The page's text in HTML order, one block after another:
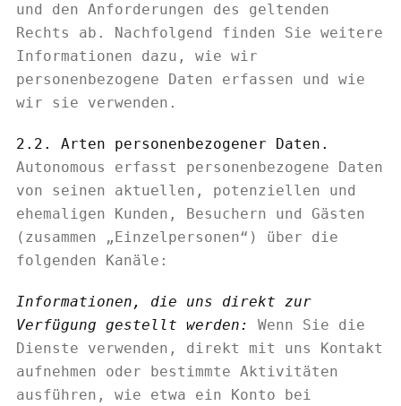
und den Anforderungen des geltenden
Rechts ab. Nachfolgend finden Sie weitere
Informationen dazu, wie wir
personenbezogene Daten erfassen und wie
wir sie verwenden.
2.2. Arten personenbezogener Daten.
Autonomous erfasst personenbezogene Daten
von seinen aktuellen, potenziellen und
ehemaligen Kunden, Besuchern und Gästen
(zusammen „Einzelpersonen“) über die
folgenden Kanäle:
Informationen, die uns direkt zur
Verfügung gestellt werden:
Wenn Sie die
Dienste verwenden, direkt mit uns Kontakt
aufnehmen oder bestimmte Aktivitäten
ausführen, wie etwa ein Konto bei